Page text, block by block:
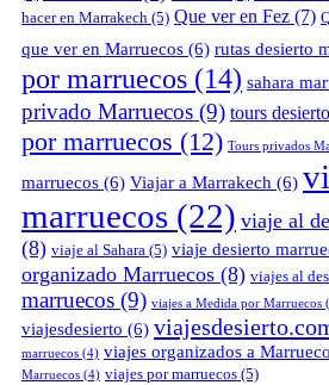
hacer en Marrakech (5) Que ver en Fez (7)
que ver en Marruecos (6) rutas desierto
por marruecos (14) sahara
privado Marruecos (9) tours
por marruecos (12) Tours privados
marruecos (6) Viajar a Marrakech (6)
marruecos (22) viaje al
(8) viaje al Sahara (5) viaje desierto
organizado Marruecos (8) viajes al
marruecos (9) viajes a Medida por Marruecos
viajesdesierto (6)
marruecos (4) viajes organizados a
Marruecos (4) viajes por marruecos (5)